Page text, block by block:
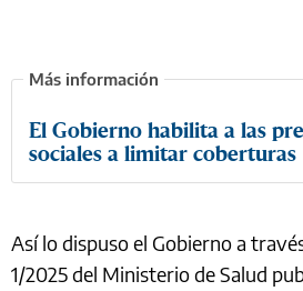
El Gobierno habilita a las
sociales a limitar coberturas
Así lo dispuso el Gobierno a
1/2025 del Ministerio de Salud